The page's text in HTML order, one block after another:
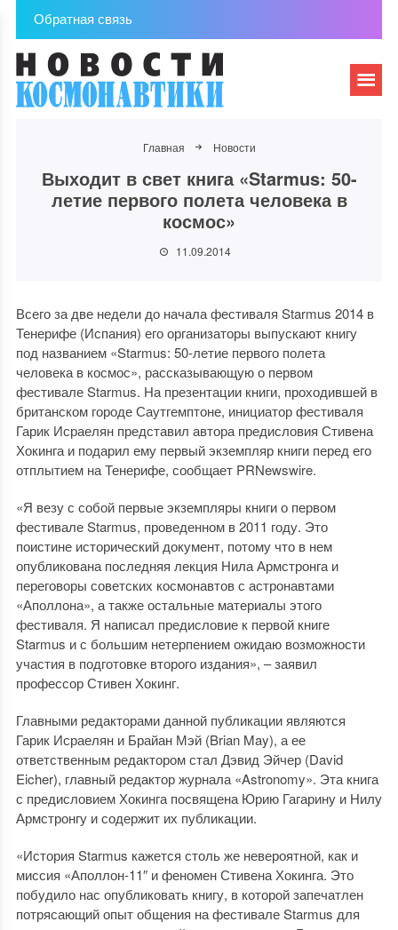
Обратная связь
Главная Новости
Выходит в свет книга «Starmus: 50-
летие первого полета человека в
космос»
11.09.2014
Всего за две недели до начала фестиваля Starmus 2014 в
Тенерифе (Испания) его организаторы выпускают книгу
под названием «Starmus: 50-летие первого полета
человека в космос», рассказывающую о первом
фестивале Starmus. На презентации книги, проходившей в
британском городе Саутгемптоне, инициатор фестиваля
Гарик Исраелян представил автора предисловия Стивена
Хокинга и подарил ему первый экземпляр книги перед его
отплытием на Тенерифе, сообщает PRNewswire.
«Я везу с собой первые экземпляры книги о первом
фестивале Starmus, проведенном в 2011 году. Это
поистине исторический документ, потому что в нем
опубликована последняя лекция Нила Армстронга и
переговоры советских космонавтов с астронавтами
«Аполлона», а также остальные материалы этого
фестиваля. Я написал предисловие к первой книге
Starmus и с большим нетерпением ожидаю возможности
участия в подготовке второго издания», – заявил
профессор Стивен Хокинг.
Главными редакторами данной публикации являются
Гарик Исраелян и Брайан Мэй (Brian May), а ее
ответственным редактором стал Дэвид Эйчер (David
Eicher), главный редактор журнала «Astronomy». Эта книга
с предисловием Хокинга посвящена Юрию Гагарину и Нилу
Армстронгу и содержит их публикации.
«История Starmus кажется столь же невероятной, как и
миссия «Аполлон-11″ и феномен Стивена Хокинга. Это
побудило нас опубликовать книгу, в которой запечатлен
потрясающий опыт общения на фестивале Starmus для